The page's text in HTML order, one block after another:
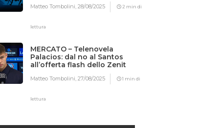
Matteo Tombolini,28/08/2025 2 min di
lettura
MERCATO – Telenovela
Palacios: dal no al Santos
all’offerta flash dello Zenit
Matteo Tombolini,27/08/2025 1 min di
lettura